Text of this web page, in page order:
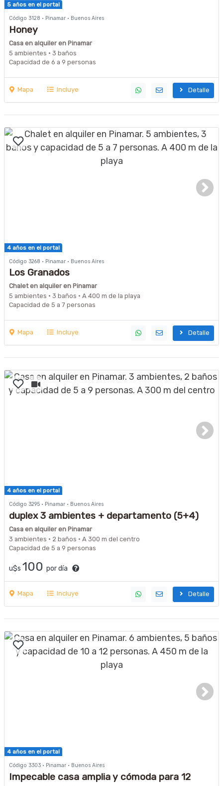
5 años en el portal
Código 3128 · Pinamar · Buenos Aires
Honey
Casa en alquiler en Pinamar
5 ambientes · 3 baños
Capacidad de 6 a 9 personas
Mapa Incluye Detalle
4 años en el portal
Código 3268 · Pinamar · Buenos Aires
Los Granados
Chalet en alquiler en Pinamar
5 ambientes · 3 baños · A 400 m de la playa
Capacidad de 5 a 7 personas
Mapa Incluye Detalle
4 años en el portal
Código 3295 · Pinamar · Buenos Aires
duplex 3 ambientes + departamento (5+4)
Casa en alquiler en Pinamar
3 ambientes · 2 baños · A 300 m del centro
Capacidad de 5 a 9 personas
u$s 100 por día
Mapa Incluye Detalle
4 años en el portal
Código 3303 · Pinamar · Buenos Aires
Impecable casa amplia y cómoda para 12